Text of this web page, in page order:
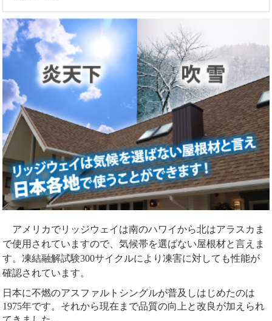
アメリカでリッジウェイは南のハワイから北はアラスカま
で使用されていますので、気候帯を選ばない屋根材と言えま
す。凍結融解試験300サイクルにより凍害に対しても性能が
確認されています。
日本に不燃のアスファルトシングルが普及しはじめたのは
1975年です。それから現在まで品質の向上と改良が加えられ